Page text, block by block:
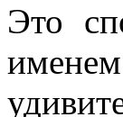
Это